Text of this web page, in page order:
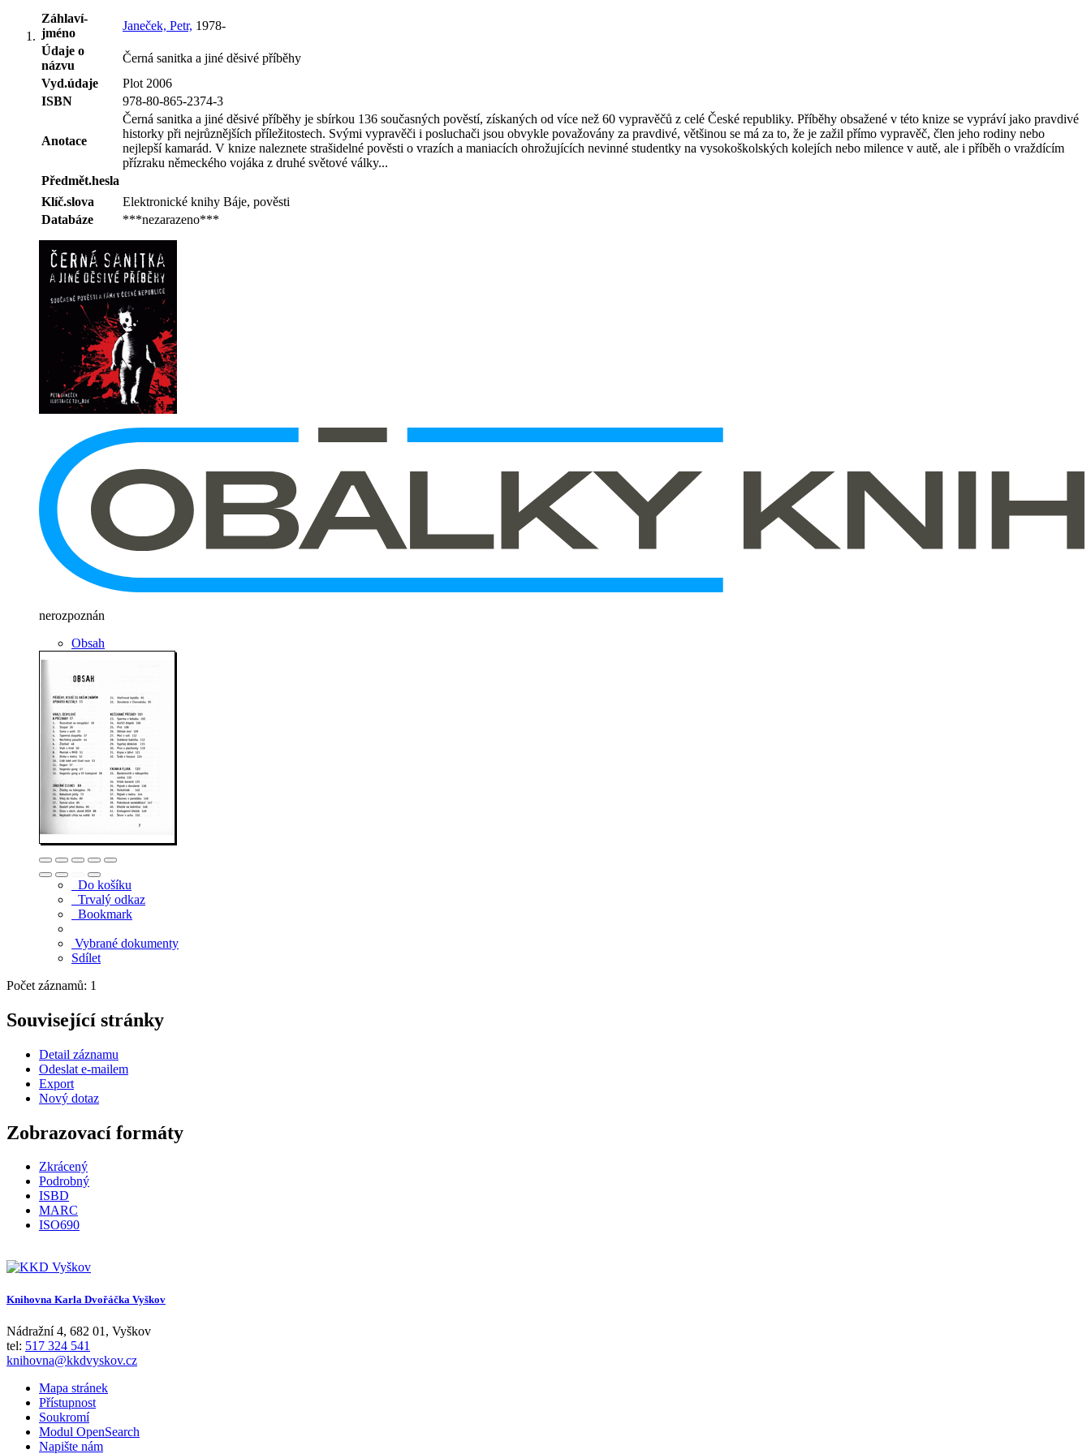
Záhlaví-
jméno
Janeček, Petr, 1978-
Údaje o
názvu
Černá sanitka a jiné děsivé příběhy
Vyd.údaje
Plot 2006
ISBN
978-80-865-2374-3
Anotace
Černá sanitka a jiné děsivé příběhy je sbírkou 136 současných pověstí, získaných od více než 60 vypravěčů z celé České republiky. Příběhy obsažené v této knize se vypráví jako pravdivé
historky při nejrůznějších příležitostech. Svými vypravěči i posluchači jsou obvykle považovány za pravdivé, většinou se má za to, že je zažil přímo vypravěč, člen jeho rodiny nebo
nejlepší kamarád. V knize naleznete strašidelné pověsti o vrazích a maniacích ohrožujících nevinné studentky na vysokoškolských kolejích nebo milence v autě, ale i příběh o vraždícím
přízraku německého vojáka z druhé světové války...
Předmět.hesla
Klíč.slova
Elektronické knihy Báje, pověsti
Databáze
***nezarazeno***
nerozpoznán
Obsah
Do košíku
Trvalý odkaz
Bookmark
Vybrané dokumenty
Sdílet
Počet záznamů: 1
Související stránky
Detail záznamu
Odeslat e-mailem
Export
Nový dotaz
Zobrazovací formáty
Zkrácený
Podrobný
ISBD
MARC
ISO690
Knihovna Karla Dvořáčka Vyškov
Nádražní 4, 682 01 , Vyškov
tel: 517 324 541
knihovna@kkdvyskov.cz
Mapa stránek
Přístupnost
Soukromí
Modul OpenSearch
Napište nám